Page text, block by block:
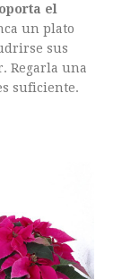
el
un plato
sus
Regarla una
suficiente.